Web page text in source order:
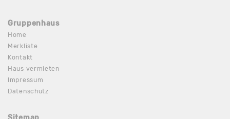
Gruppenhaus
Home
Merkliste
Kontakt
Haus vermieten
Impressum
Datenschutz